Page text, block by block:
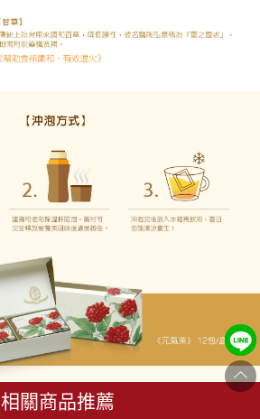
相關商品推薦